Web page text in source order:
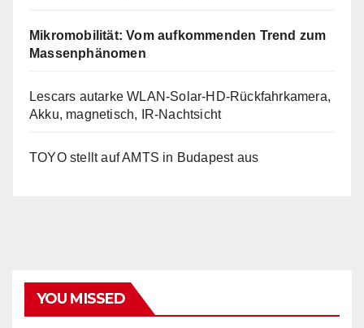
Mikromobilität: Vom aufkommenden Trend zum
Massenphänomen
Lescars autarke WLAN-Solar-HD-Rückfahrkamera,
Akku, magnetisch, IR-Nachtsicht
TOYO stellt auf AMTS in Budapest aus
YOU MISSED